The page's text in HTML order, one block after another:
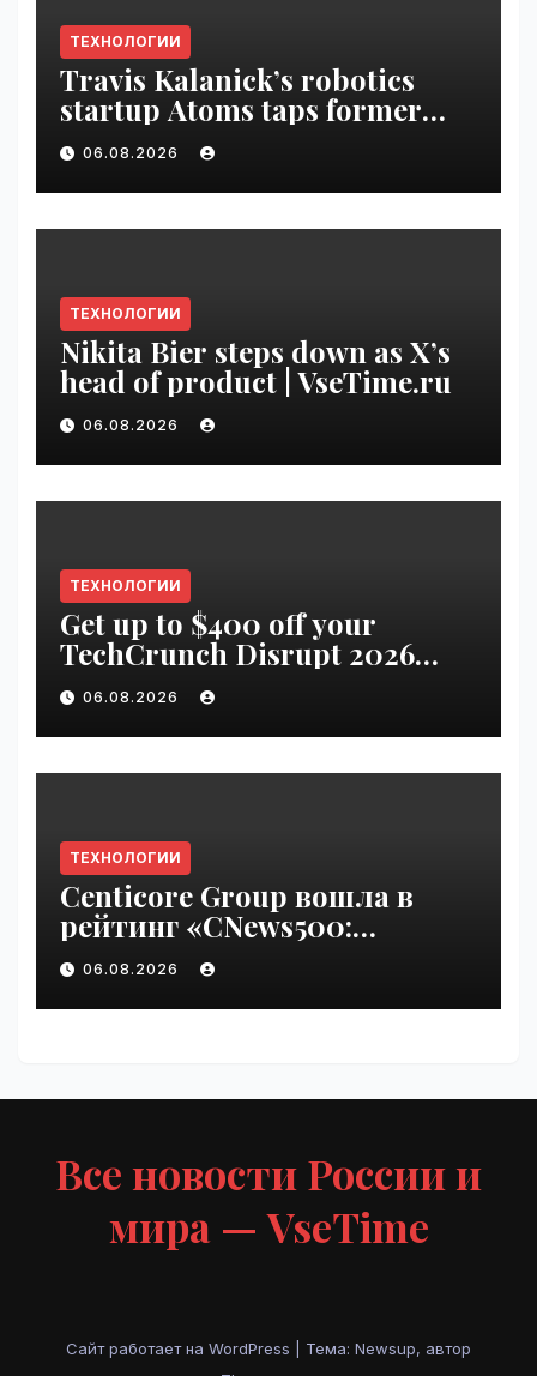
ТЕХНОЛОГИИ
Travis Kalanick’s robotics
startup Atoms taps former
Uber finance chief as CFO |
VseTime.ru
06.08.2026
ТЕХНОЛОГИИ
Nikita Bier steps down as X’s
head of product | VseTime.ru
06.08.2026
ТЕХНОЛОГИИ
Get up to $400 off your
TechCrunch Disrupt 2026
pass until Friday | VseTime.ru
06.08.2026
ТЕХНОЛОГИИ
Centicore Group вошла в
рейтинг «CNews500:
Крупнейшие ИТ-компании
России» | VseTime.ru
06.08.2026
Все новости России и
мира — VseTime
Сайт работает на WordPress
Тема: Newsup, автор